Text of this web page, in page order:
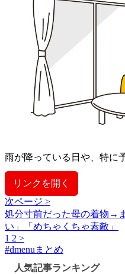
雨が降っている日や、特に
リンクを開く
次ページ >
処分寸前だった母の着物→
い」「めちゃくちゃ素敵」
1 2 >
#dmenuまとめ
人気記事ランキング